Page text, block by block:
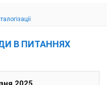
В ПИТАННЯХ